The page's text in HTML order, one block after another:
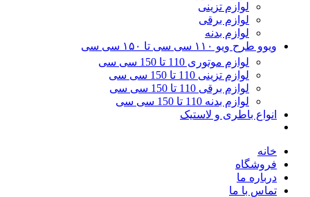
لوازم تزینی
لوازم برقی
لوازم بدنه
ویوو طرح ویو ۱۱۰ سی سی تا ۱۵۰ سی سی
لوازم موتوری 110 تا 150 سی سی
لوازم تزینی 110 تا 150 سی سی
لوازم برقی 110 تا 150 سی سی
لوازم بدنه 110 تا 150 سی سی
انواع باطری و لاستیک
خانه
فروشگاه
درباره ما
تماس با ما